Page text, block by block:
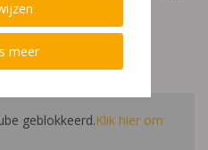
geblokkeerd.Klik hier om
meer